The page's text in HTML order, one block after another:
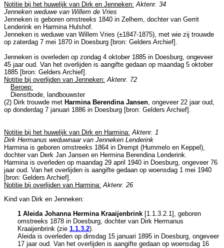
Notitie bij het huwelijk van Dirk en Jenneken: Aktenr. 34
Jenneken weduwe van Willem de Vries
Jenneken is geboren omstreeks 1840 in Zelhem, dochter van Gerrit
Lenderink en Harmina Hulshof.
Jenneken is weduwe van Willem Vries (±1847-1875), met wie zij trouwde
op zaterdag 7 mei 1870 in Doesburg [bron: Gelders Archief].
Jenneken is overleden op zondag 4 oktober 1885 in Doesburg, ongeveer
45 jaar oud. Van het overlijden is aangifte gedaan op maandag 5 oktober
1885 [bron: Gelders Archief].
Notitie bij overlijden van Jenneken: Aktenr. 72
Beroep:
Dienstbode, landbouwster
(2) Dirk trouwde met Harmina Berendina Jansen, ongeveer 22 jaar oud,
op donderdag 7 januari 1886 in Doesburg [bron: Gelders Archief].
Notitie bij het huwelijk van Dirk en Harmina: Aktenr. 1
Dirk Hermanus weduwnaar van Jenneken Lenderink
Harmina is geboren omstreeks 1864 in Drempt (Hummelo en Keppel),
dochter van Derk Jan Jansen en Hermina Berendina Lenderink.
Harmina is overleden op maandag 29 april 1940 in Doesburg, ongeveer 76
jaar oud. Van het overlijden is aangifte gedaan op woensdag 1 mei 1940
[bron: Gelders Archief].
Notitie bij overlijden van Harmina: Aktenr. 26
Kind van Dirk en Jenneken:
1 Aleida Johanna Hermina Kraaijenbrink[1.1.3.2.1 ], geboren
omstreeks 1878 in Doesburg, dochter van Dirk Hermanus
Kraaijenbrink (zie 1.1.3.2).
Aleida is overleden op dinsdag 15 januari 1895 in Doesburg, ongeveer
17 jaar oud. Van het overlijden is aangifte gedaan op woensdag 16